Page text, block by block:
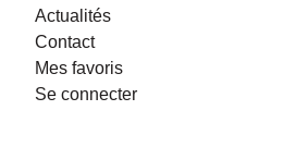
Actualités
Contact
Mes favoris
Se connecter